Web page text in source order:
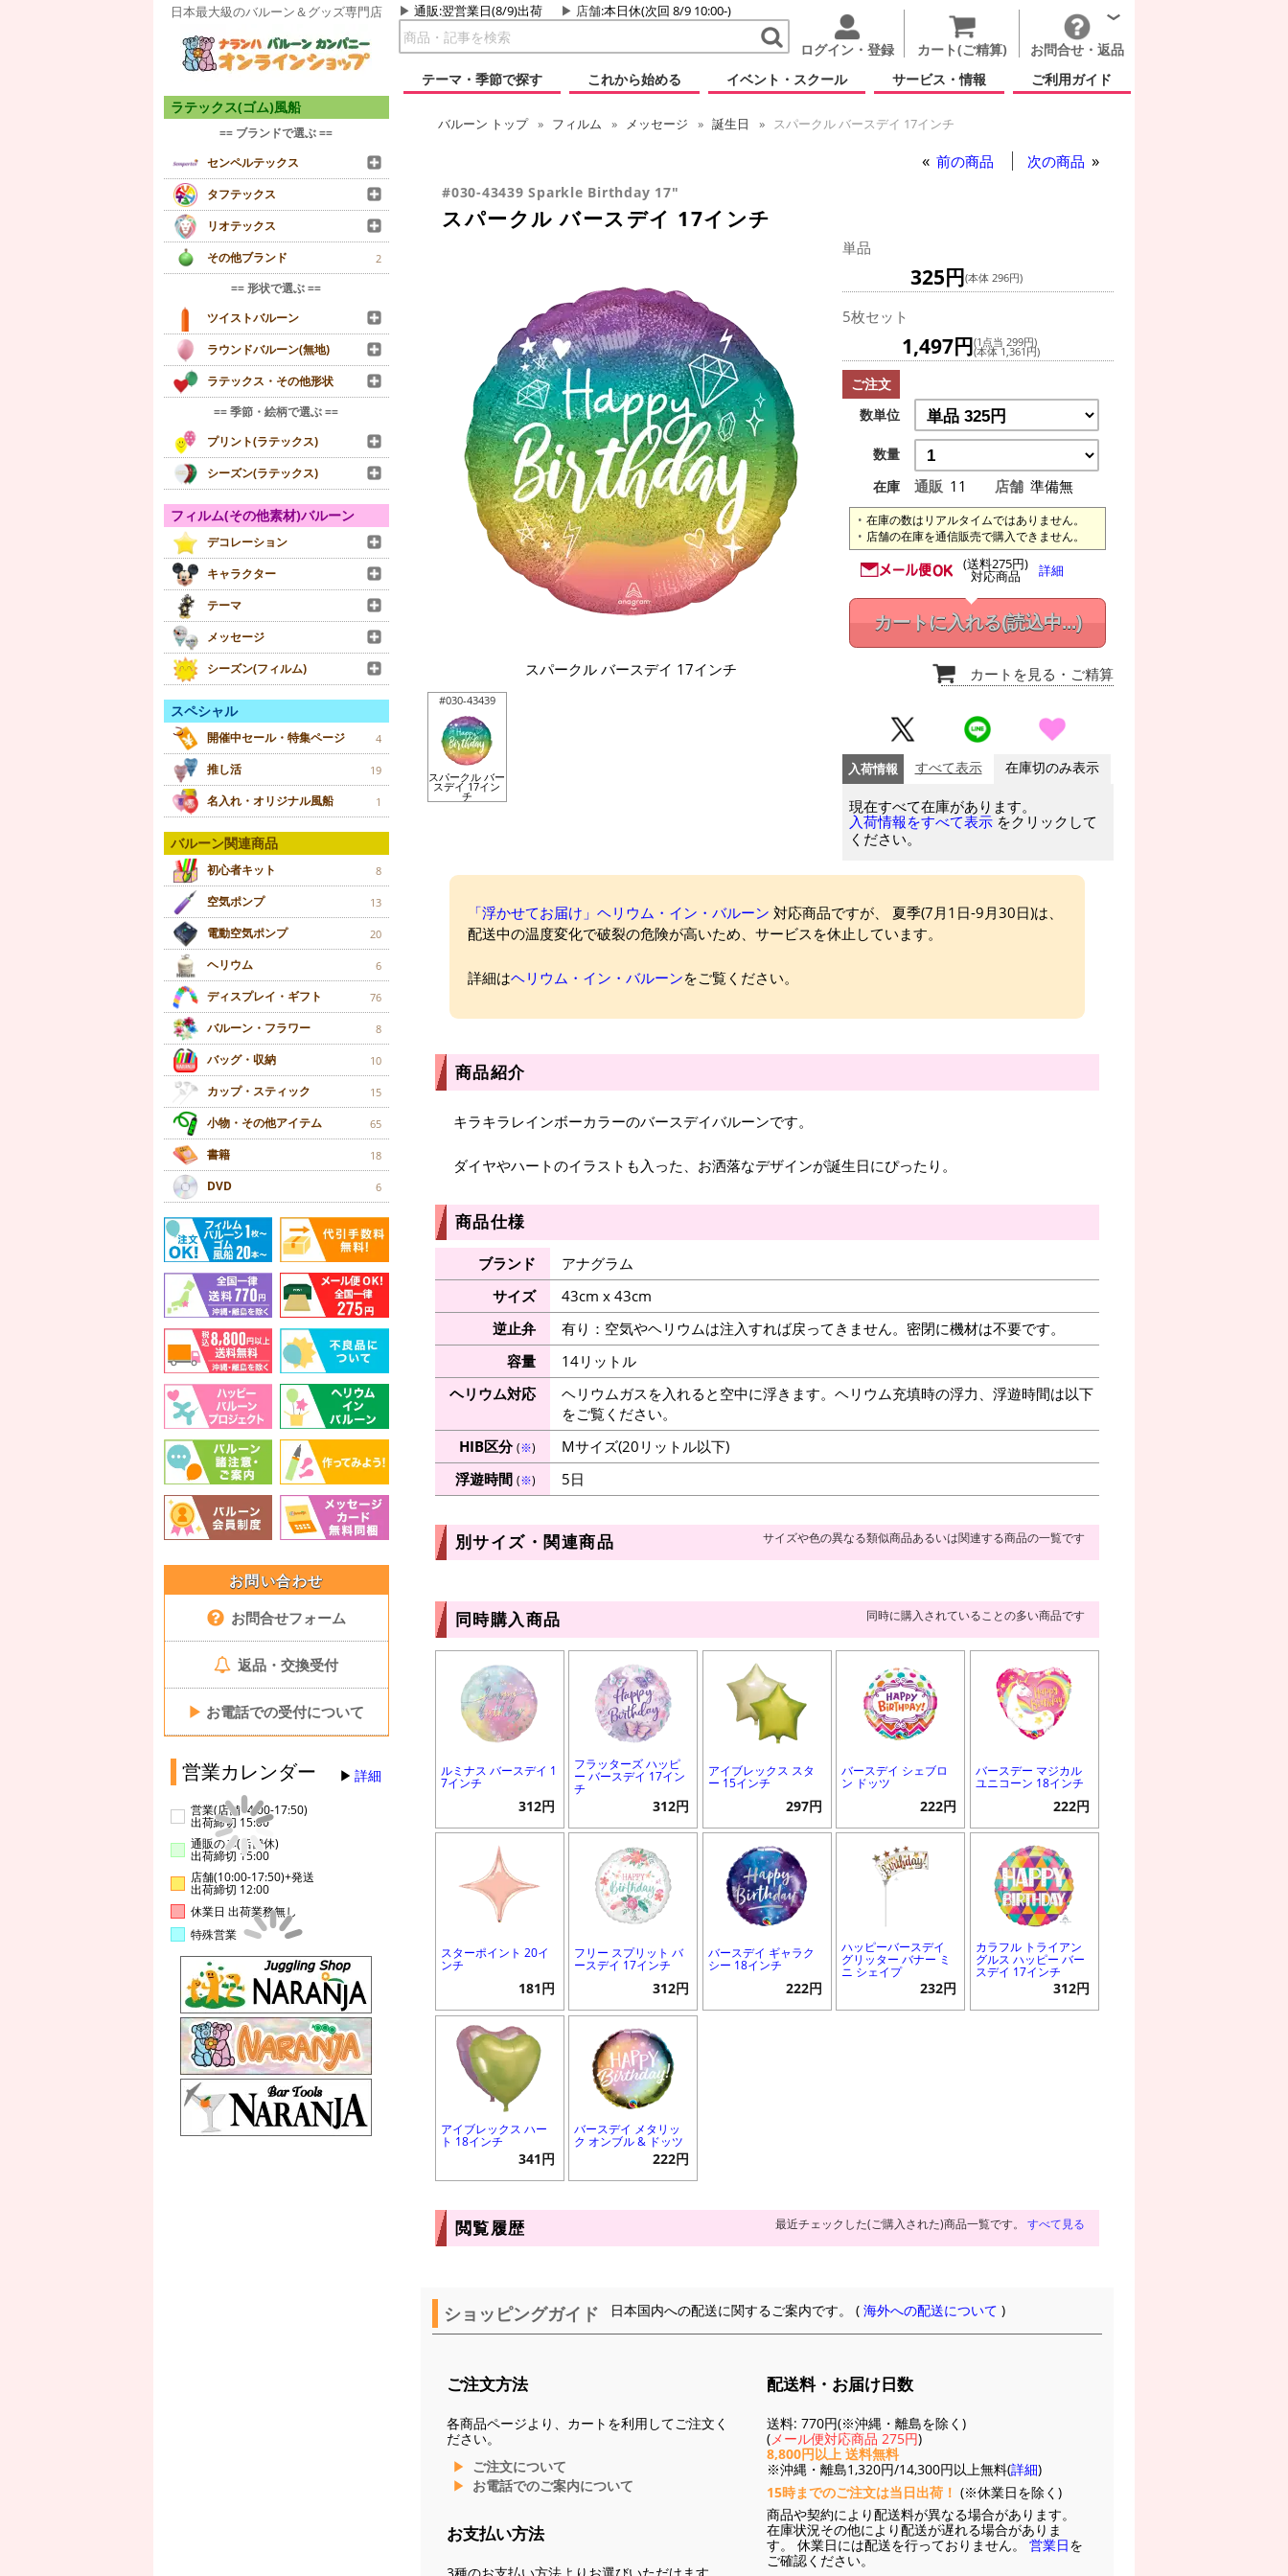
日本最大級のバルーン＆グッズ専門店 通販:翌営業日(8/9)出荷 店舗:本日休(次回 8/9 10:00-)
ログイン・登録 カート(ご精算)
お問合せ・返品
テーマ・季節で探す
これから始める イベント・スクール サービス・情報 ご利用ガイド
ラテックス(ゴム)風船
== ブランドで選ぶ ==
センペルテックス
タフテックス
リオテックス
その他ブランド
2
== 形状で選ぶ ==
ツイストバルーン
ラウンドバルーン(無地)
ラテックス・その他形状
== 季節・絵柄で選ぶ ==
プリント(ラテックス)
シーズン(ラテックス)
フィルム(その他素材)バルーン
デコレーション
キャラクター
テーマ
メッセージ
シーズン(フィルム)
スペシャル
開催中セール・特集ページ 4
推し活 19
名入れ・オリジナル風船 1
バルーン関連商品
初心者キット 8
空気ポンプ 13
電動空気ポンプ 20
ヘリウム 6
ディスプレイ・ギフト 76
バルーン・フラワー 8
バッグ・収納 10
カップ・スティック 15
小物・その他アイテム 65
書籍 18
DVD 6
お問い合わせ
お問合せフォーム
返品・交換受付
▶ お電話での受付について
営業カレンダー 詳細
営業(店舗14:00-17:50)
出荷締切 15:00
通販のみ(店舗休)
出荷締切 15:00
店舗(10:00-17:50)+発送
出荷締切 12:00
休業日 出荷業務無し
特殊営業
バルーン トップ フィルム メッセージ 誕生日 スパークル バースデイ 17インチ
前の商品 次の商品
#030-43439 Sparkle Birthday 17"
スパークル バースデイ 17インチ
スパークル バースデイ 17インチ
#030-43439
スパークル バー
スデイ 17イン
チ
単品
325円(本体 296円)
5枚セット
1,497円(1点当 299円)
(本体 1,361円)
ご注文
数単位
数量
在庫
通販 11 店舗 準備無
在庫の数はリアルタイムではありません。
店舗の在庫を通信販売で購入できません。
(送料275円)
対応商品 詳細
カートに入れる(読込中...)
カートを見る ・ご精算
入荷情報 すべて表示 在庫切のみ表示
現在すべて在庫があります。
入荷情報をすべて表示 をクリックして
ください。
「浮かせてお届け」ヘリウム・イン・バルーン 対応商品ですが、 夏季(7月1日-9月30日)は、
配送中の温度変化で破裂の危険が高いため、サービスを休止しています。
詳細はヘリウム・イン・バルーンをご覧ください。
商品紹介
キラキラレインボーカラーのバースデイバルーンです。
ダイヤやハートのイラストも入った、お洒落なデザインが誕生日にぴったり。
商品仕様
ブランド
アナグラム
サイズ
43cm x 43cm
逆止弁
有り：空気やヘリウムは注入すれば戻ってきません。密閉に機材は不要です。
容量
14リットル
ヘリウム対応
ヘリウムガスを入れると空中に浮きます。ヘリウム充填時の浮力、浮遊時間は以下
をご覧ください。
HIB区分(※)
Mサイズ(20リットル以下)
浮遊時間 (※) 5日
別サイズ・関連商品 サイズや色の異なる類似商品あるいは関連する商品の一覧です
同時購入商品 同時に購入されていることの多い商品です
ルミナス バースデイ 1
7インチ
312円
フラッターズ ハッピ
ー バースデイ 17イン
チ
312円
アイブレックス スタ
ー 15インチ
297円
バースデイ シェブロ
ン ドッツ
222円
バースデー マジカル
ユニコーン 18インチ
222円
スターポイント 20イ
ンチ
181円
フリー スプリット バ
ースデイ 17インチ
312円
バースデイ ギャラク
シー 18インチ
222円
ハッピーバースデイ
グリッター バナー ミ
ニ シェイプ
232円
カラフル トライアン
グルス ハッピー バー
スデイ 17インチ
312円
アイブレックス ハー
ト 18インチ
341円
バースデイ メタリッ
ク オンブル & ドッツ
222円
閲覧履歴 最近チェックした(ご購入された)商品一覧です。 すべて見る
ショッピングガイド 日本国内への配送に関するご案内です。 (海外への配送について )
ご注文方法
各商品ページより、カートを利用してご注文く
ださい。
ご注文について
お電話でのご案内について
お支払い方法
配送料・お届け日数
送料: 770円(※沖縄・離島を除く)
(メール便対応商品 275円)
8,800円以上 送料無料
※沖縄・離島1,320円/14,300円以上無料(詳細)
15時までのご注文は当日出荷！ (※休業日を除く)
商品や契約により配送料が異なる場合があります。
在庫状況その他により配送が遅れる場合がありま
す。 休業日には配送を行っておりません。 営業日を
ご確認ください。